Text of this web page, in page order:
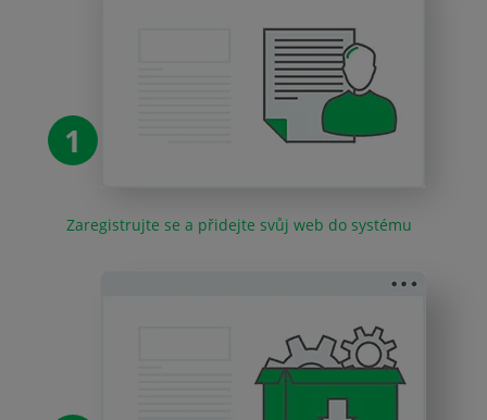
1
Zaregistrujte se a přidejte svůj web do systému